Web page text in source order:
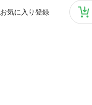
お気に入り登録